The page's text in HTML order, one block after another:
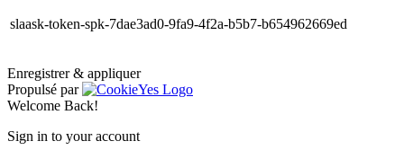
slaask-token-spk-7dae3ad0-9fa9-4f2a-b5b7-b654962669ed
Enregistrer & appliquer
Propulsé par
Welcome Back!
Sign in to your account